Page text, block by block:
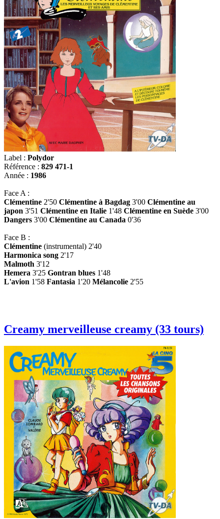
Label : Polydor
Référence : 829 471-1
Année : 1986
Face A :
Clémentine 2'50 Clémentine à Bagdag 3'00 Clémentine au
japon 3'51 Clémentine en Italie 1'48 Clémentine en Suède 3'00
Dangers 3'00 Clémentine au Canada 0'36
Face B :
Clémentine (instrumental) 2'40
Harmonica song 2'17
Malmoth 3'12
Hemera 3'25 Gontran blues 1'48
L'avion 1'58 Fantasia 1'20 Mélancolie 2'55
Creamy merveilleuse creamy (33 tours)